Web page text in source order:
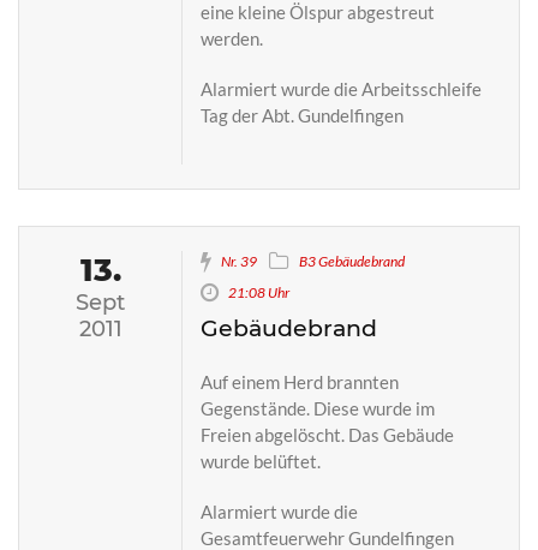
eine kleine Ölspur abgestreut
werden.
Alarmiert wurde die Arbeitsschleife
Tag der Abt. Gundelfingen
13.
Sept
2011
Nr. 39
B3 Gebäudebrand
21:08 Uhr
Gebäudebrand
Auf einem Herd brannten
Gegenstände. Diese wurde im
Freien abgelöscht. Das Gebäude
wurde belüftet.
Alarmiert wurde die
Gesamtfeuerwehr Gundelfingen